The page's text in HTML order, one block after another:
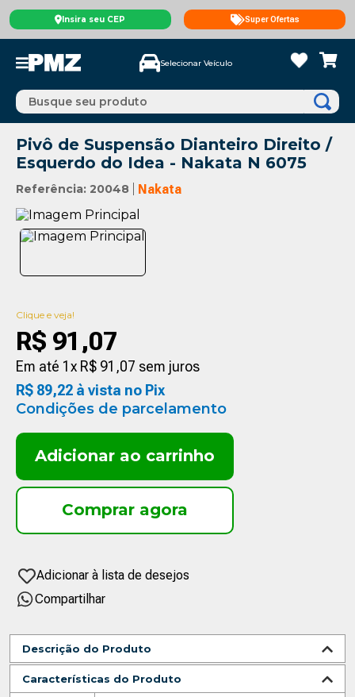
Insira seu CEP Super Ofertas
Selecionar Veículo
Busque seu produto
Pivô de Suspensão Dianteiro Direito /
Esquerdo do Idea - Nakata N 6075
Referência: 20048 Nakata
Clique e veja!
R$ 91 ,07
Em até 1 x R$ 91 ,07 sem juros
R$ 89,22 à vista no Pix
Condições de parcelamento
Adicionar ao carrinho
Compartilhar
Descrição do Produto
Características do Produto